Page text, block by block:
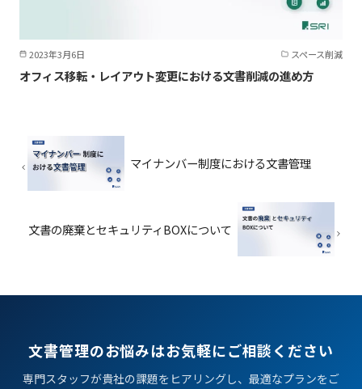
2023年3月6日 スペース削減
オフィス移転・レイアウト変更における文書削減の進め方
マイナンバー制度における文書管理
文書の廃棄とセキュリティBOXについて
文書管理のお悩みはお気軽にご相談ください
専門スタッフが貴社の課題をヒアリングし、最適なプランをご